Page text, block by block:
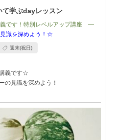
て学ぶdayレッスン
義です！特別レベルアップ講座 ―
識を深めよう！☆
週末(祝日)
義です☆
の見識を深めよう！